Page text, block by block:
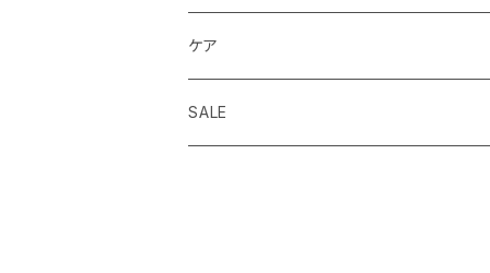
ウェットフード
トリーツ おやつ
首輪 カラー
seven seas dog
ハーネス 胴輪
ケア
シャンプー
SALE